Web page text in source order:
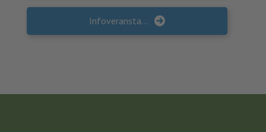
Infoveranstaltung zum Kommunalen Beratungspaket am 01. März